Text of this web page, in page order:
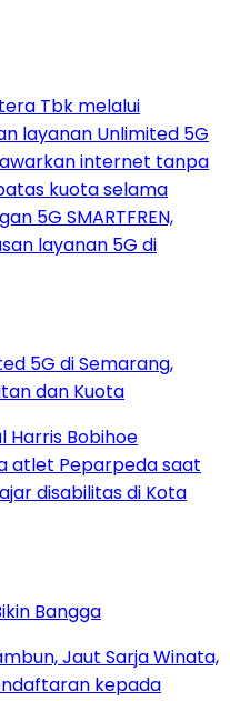
5G di Semarang,
dan Kuota
Bangga